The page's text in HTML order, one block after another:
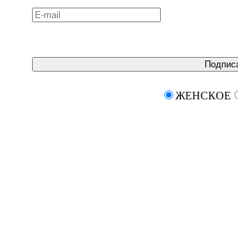
ЖЕНСКОЕ